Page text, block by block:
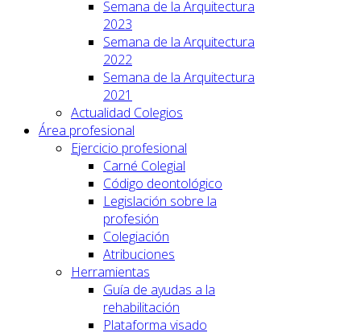
Semana de la Arquitectura
2023
Semana de la Arquitectura
2022
Semana de la Arquitectura
2021
Actualidad Colegios
Área profesional
Ejercicio profesional
Carné Colegial
Código deontológico
Legislación sobre la
profesión
Colegiación
Atribuciones
Herramientas
Guía de ayudas a la
rehabilitación
Plataforma visado